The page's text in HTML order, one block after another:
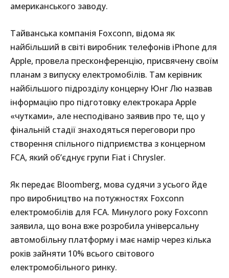
американського заводу.
Тайванська компанія Foxconn, відома як
найбільший в світі виробник телефонів iPhone для
Apple, провела пресконференцію, присвячену своїм
планам з випуску електромобілів. Там керівник
найбільшого підрозділу концерну Юнг Лю назвав
інформацію про підготовку електрокара Apple
«чутками», але несподівано заявив про те, що у
фінальній стадії знаходяться переговори про
створення спільного підприємства з концерном
FCA, який об’єднує групи Fiat і Chrysler.
Як передає Bloomberg, мова судячи з усього йде
про виробництво на потужностях Foxconn
електромобілів для FCA. Минулого року Foxconn
заявила, що вона вже розробила універсальну
автомобільну платформу і має намір через кілька
років зайняти 10% всього світового
електромобільного ринку.